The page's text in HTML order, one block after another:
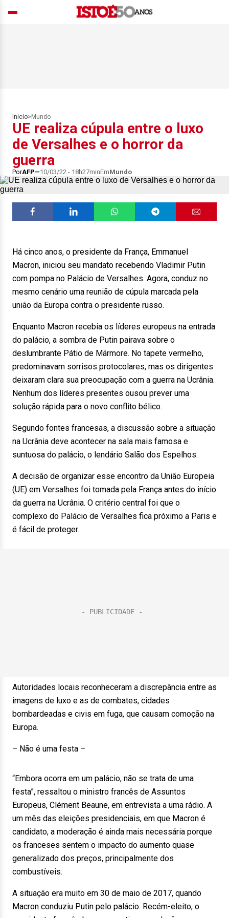
Início> Mundo
UE realiza cúpula entre o luxo
de Versalhes e o horror da
guerra
PorAFP 10/03/22 - 18h27minEmMundo
Há cinco anos, o presidente da França, Emmanuel
Macron, iniciou seu mandato recebendo Vladimir Putin
com pompa no Palácio de Versalhes. Agora, conduz no
mesmo cenário uma reunião de cúpula marcada pela
união da Europa contra o presidente russo.
Enquanto Macron recebia os líderes europeus na entrada
do palácio, a sombra de Putin pairava sobre o
deslumbrante Pátio de Mármore. No tapete vermelho,
predominavam sorrisos protocolares, mas os dirigentes
deixaram clara sua preocupação com a guerra na Ucrânia.
Nenhum dos líderes presentes ousou prever uma
solução rápida para o novo conflito bélico.
Segundo fontes francesas, a discussão sobre a situação
na Ucrânia deve acontecer na sala mais famosa e
suntuosa do palácio, o lendário Salão dos Espelhos.
A decisão de organizar esse encontro da União Europeia
(UE) em Versalhes foi tomada pela França antes do início
da guerra na Ucrânia. O critério central foi que o
complexo do Palácio de Versalhes fica próximo a Paris e
é fácil de proteger.
Autoridades locais reconheceram a discrepância entre as
imagens de luxo e as de combates, cidades
bombardeadas e civis em fuga, que causam comoção na
Europa.
– Não é uma festa –
“Embora ocorra em um palácio, não se trata de uma
festa”, ressaltou o ministro francês de Assuntos
Europeus, Clément Beaune, em entrevista a uma rádio. A
um mês das eleições presidenciais, em que Macron é
candidato, a moderação é ainda mais necessária porque
os franceses sentem o impacto do aumento quase
generalizado dos preços, principalmente dos
combustíveis.
A situação era muito em 30 de maio de 2017, quando
Macron conduziu Putin pelo palácio. Recém-eleito, o